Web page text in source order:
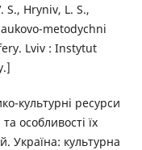
S., Hryniv, L. S.,
metodychni
Lviv : Instytut
культурні ресурси
особливості їх
Україна: культурна